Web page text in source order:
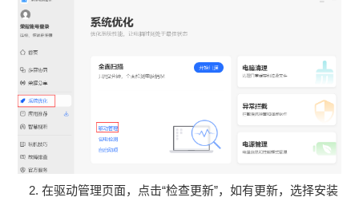
在驱动管理页面，点击“检查更新”，如有更新，选择安装